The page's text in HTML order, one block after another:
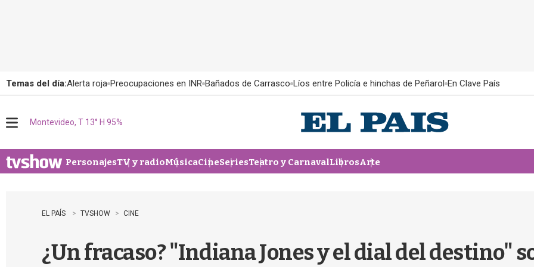
Temas del día:Alerta roja Preocupaciones en INR Bañados de Carrasco Líos entre Policía e hinchas de Peñarol En Clave País
u
Montevideo, T 13° H 95%
PersonajesTV y radioMúsicaCineSeriesTeatro y CarnavalLibrosArte
EL PAÍS TVSHOW CINE
¿Un fracaso? "Indiana Jones y el dial del destino"